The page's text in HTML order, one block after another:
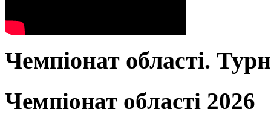
Чемпіонат області.
Чемпіонат області 2026